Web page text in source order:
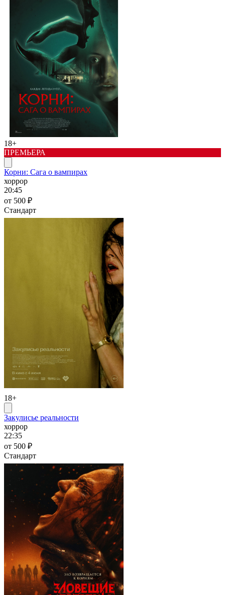
18+
ПРЕМЬЕРА
Корни: Сага о вампирах
хоррор
20:45
от 500 ₽
Стандарт
18+
Закулисье реальности
хоррор
22:35
от 500 ₽
Стандарт